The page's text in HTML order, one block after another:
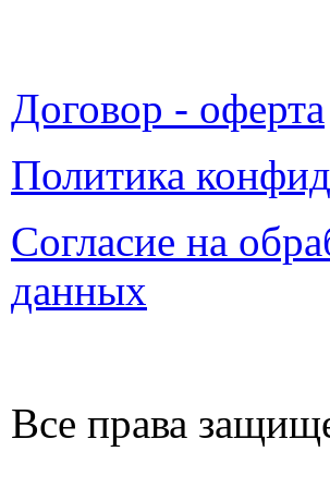
Договор - оферта
Политика
Согласие на
данных
Все права